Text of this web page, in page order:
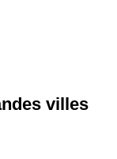
villes